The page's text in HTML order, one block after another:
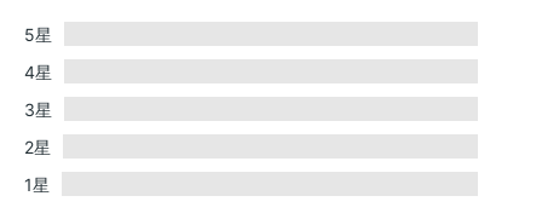
5星
4星
3星
2星
1星